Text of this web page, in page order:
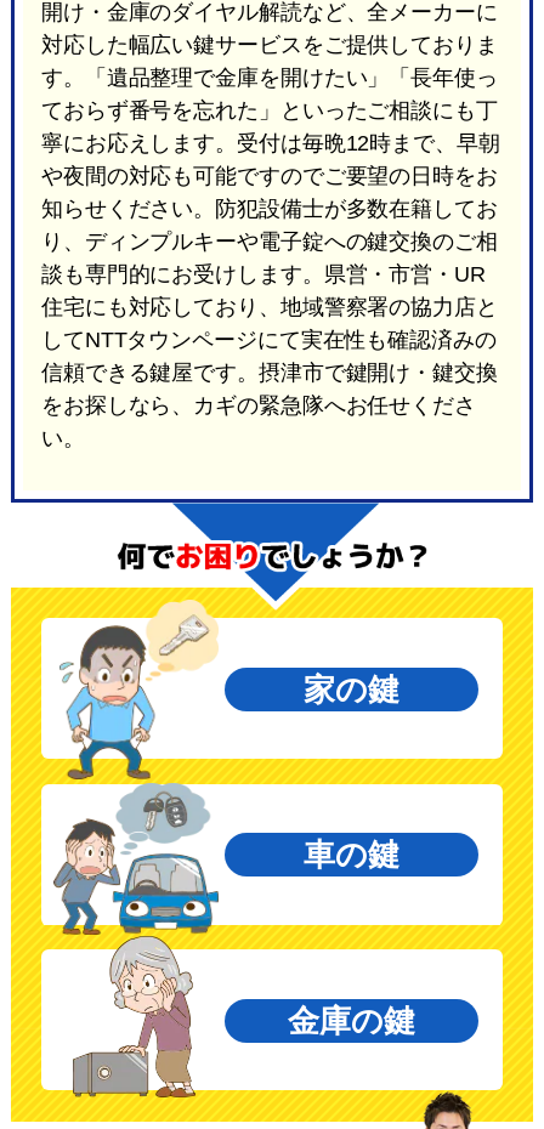
開け・金庫のダイヤル解読など、全メーカーに
対応した幅広い鍵サービスをご提供しておりま
す。「遺品整理で金庫を開けたい」「長年使っ
ておらず番号を忘れた」といったご相談にも丁
寧にお応えします。受付は毎晩12時まで、早朝
や夜間の対応も可能ですのでご要望の日時をお
知らせください。防犯設備士が多数在籍してお
り、ディンプルキーや電子錠への鍵交換のご相
談も専門的にお受けします。県営・市営・UR
住宅にも対応しており、地域警察署の協力店と
してNTTタウンページにて実在性も確認済みの
信頼できる鍵屋です。摂津市で鍵開け・鍵交換
をお探しなら、カギの緊急隊へお任せくださ
い。
家の鍵
車の鍵
金庫の鍵